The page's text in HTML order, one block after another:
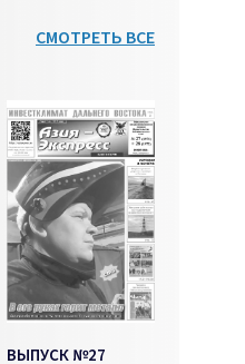
СМОТРЕТЬ ВСЕ
ВЫПУСК №27